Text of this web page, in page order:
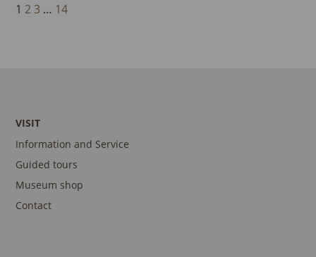
1 2 3 … 14
VISIT
Information and Service
Guided tours
Museum shop
Contact